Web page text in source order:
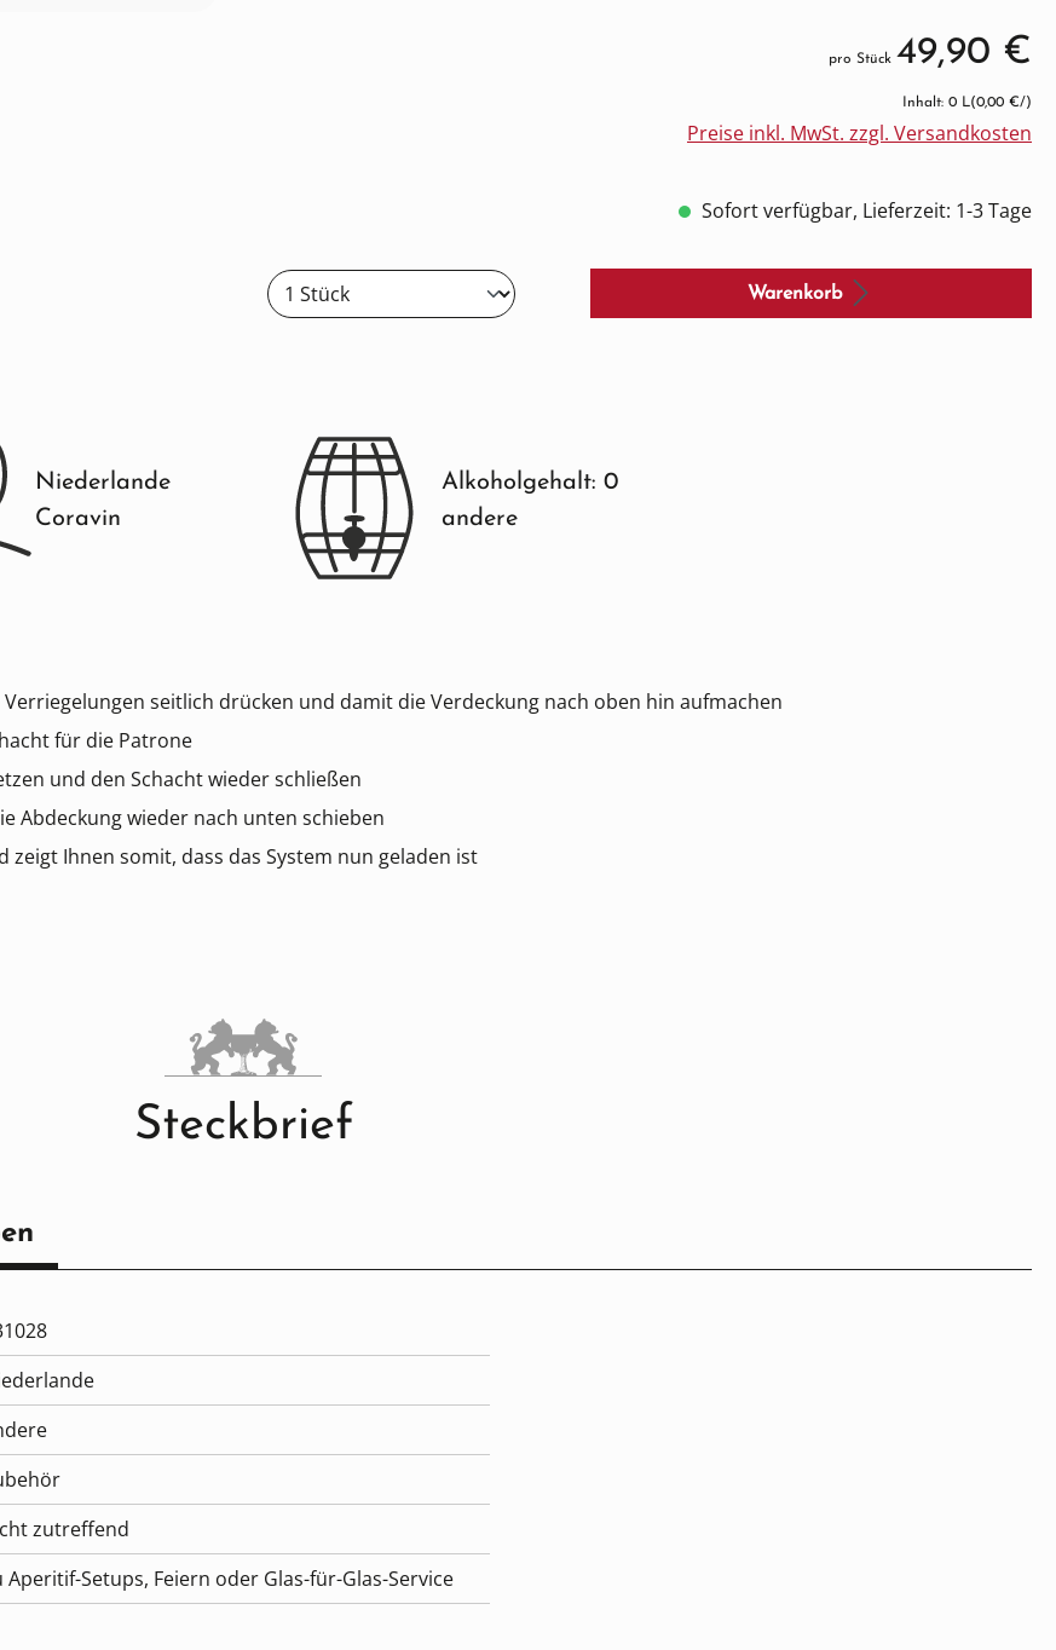
pro Stück 49,90 €
Inhalt: 0 L(0,00 €/)
Preise inkl. MwSt. zzgl. Versandkosten
Sofort verfügbar, Lieferzeit: 1-3 Tage
Warenkorb
Niederlande
Coravin
Alkoholgehalt: 0
andere
seitlich drücken und damit die Verdeckung nach oben hin aufmachen
für die Patrone
und den Schacht wieder schließen
Abdeckung wieder nach unten schieben
Ihnen somit, dass das System nun geladen ist
Steckbrief
zutreffend
Aperitif-Setups, Feiern oder Glas-für-Glas-Service